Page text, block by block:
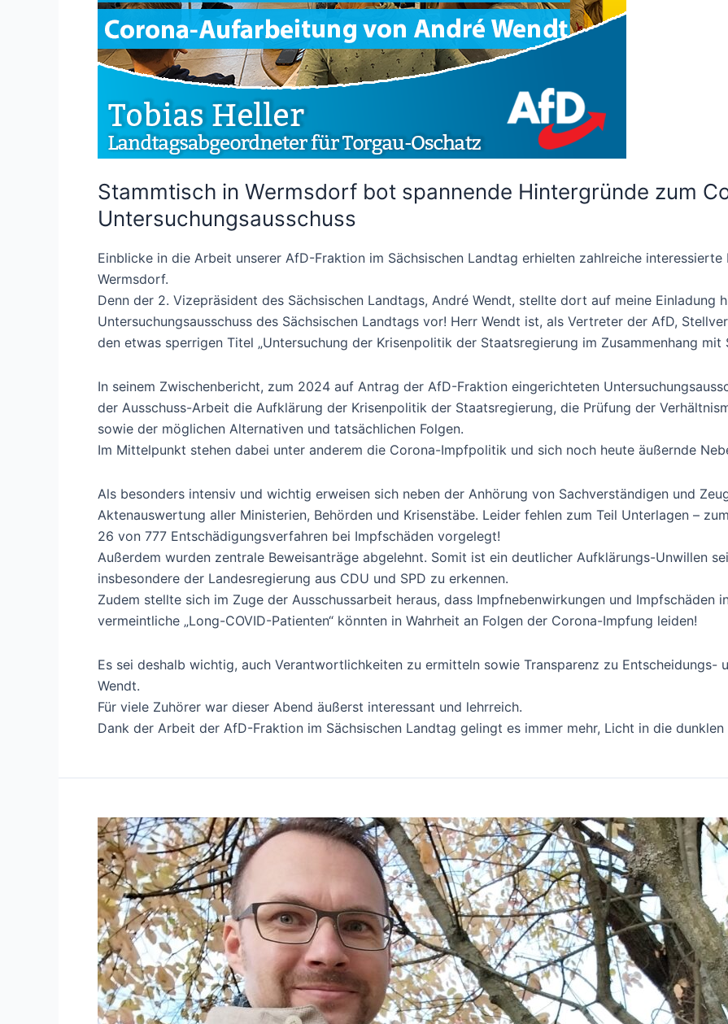
Stammtisch in Wermsdorf bot spannende Hintergründe zum
Untersuchungsausschuss
Einblicke in die Arbeit unserer AfD-Fraktion im Sächsischen Landtag erhielten zahlreiche interessierte
Wermsdorf.
Denn der 2. Vizepräsident des Sächsischen Landtags, André Wendt, stellte dort auf meine
Untersuchungsausschuss des Sächsischen Landtags vor! Herr Wendt ist, als Vertreter der AfD,
den etwas sperrigen Titel „Untersuchung der Krisenpolitik der Staatsregierung im Zusammenhang mit
In seinem Zwischenbericht, zum 2024 auf Antrag der AfD-Fraktion eingerichteten
der Ausschuss-Arbeit die Aufklärung der Krisenpolitik der Staatsregierung, die Prüfung der
sowie der möglichen Alternativen und tatsächlichen Folgen.
Im Mittelpunkt stehen dabei unter anderem die Corona-Impfpolitik und sich noch heute äußernde
Als besonders intensiv und wichtig erweisen sich neben der Anhörung von Sachverständigen und
Aktenauswertung aller Ministerien, Behörden und Krisenstäbe. Leider fehlen zum Teil Unterlagen –
26 von 777 Entschädigungsverfahren bei Impfschäden vorgelegt!
Außerdem wurden zentrale Beweisanträge abgelehnt. Somit ist ein deutlicher Aufklärungs-Unwillen
insbesondere der Landesregierung aus CDU und SPD zu erkennen.
Zudem stellte sich im Zuge der Ausschussarbeit heraus, dass Impfnebenwirkungen und Impfschäden
vermeintliche „Long-COVID-Patienten“ könnten in Wahrheit an Folgen der Corona-Impfung leiden!
Es sei deshalb wichtig, auch Verantwortlichkeiten zu ermitteln sowie Transparenz zu Entscheidungs-
Wendt.
Für viele Zuhörer war dieser Abend äußerst interessant und lehrreich.
Dank der Arbeit der AfD-Fraktion im Sächsischen Landtag gelingt es immer mehr, Licht in die